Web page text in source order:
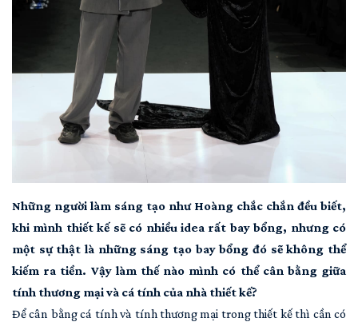
Những người làm sáng tạo như Hoàng chắc chắn đều biết,
khi mình thiết kế sẽ có nhiều idea rất bay bổng, nhưng có
một sự thật là những sáng tạo bay bổng đó sẽ không thể
kiếm ra tiền. Vậy làm thế nào mình có thể cân bằng giữa
tính thương mại và cá tính của nhà thiết kế?
Để cân bằng cá tính và tính thương mại trong thiết kế thì cần có